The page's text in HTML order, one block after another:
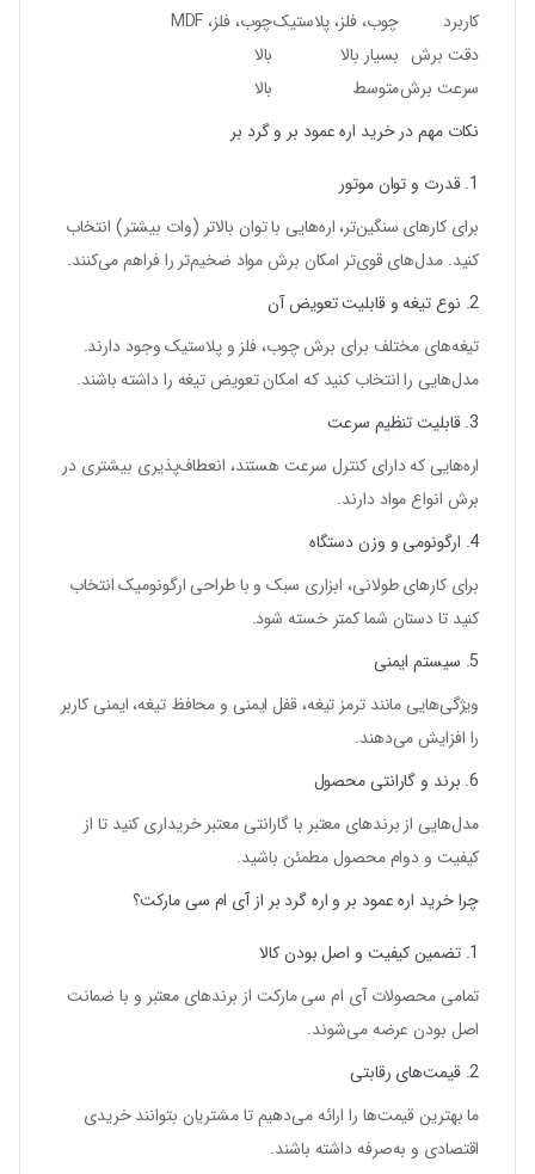
کاربرد
چوب، فلز، پلاستیکچوب، فلز، MDF
دقت برش بسیار بالا
بالا
سرعت برشمتوسط
بالا
نکات مهم در خرید اره عمود بر و گرد بر
1. قدرت و توان موتور
برای کارهای سنگین‌تر، اره‌هایی با توان بالاتر (وات بیشتر) انتخاب
کنید. مدل‌های قوی‌تر امکان برش مواد ضخیم‌تر را فراهم می‌کنند.
2. نوع تیغه و قابلیت تعویض آن
تیغه‌های مختلف برای برش چوب، فلز و پلاستیک وجود دارند.
مدل‌هایی را انتخاب کنید که امکان تعویض تیغه را داشته باشند.
3. قابلیت تنظیم سرعت
اره‌هایی که دارای کنترل سرعت هستند، انعطاف‌پذیری بیشتری در
برش انواع مواد دارند.
4. ارگونومی و وزن دستگاه
برای کارهای طولانی، ابزاری سبک و با طراحی ارگونومیک انتخاب
کنید تا دستان شما کمتر خسته شود.
5. سیستم ایمنی
ویژگی‌هایی مانند ترمز تیغه، قفل ایمنی و محافظ تیغه، ایمنی کاربر
را افزایش می‌دهند.
6. برند و گارانتی محصول
مدل‌هایی از برندهای معتبر با گارانتی معتبر خریداری کنید تا از
کیفیت و دوام محصول مطمئن باشید.
چرا خرید اره عمود بر و اره گرد بر از آی ام سی مارکت؟
1. تضمین کیفیت و اصل بودن کالا
تمامی محصولاتآی ام سی مارکت از برندهای معتبر و با ضمانت
اصل بودن عرضه می‌شوند.
2. قیمت‌های رقابتی
ما بهترین قیمت‌ها را ارائه می‌دهیم تا مشتریان بتوانند خریدی
اقتصادی و به‌صرفه داشته باشند.